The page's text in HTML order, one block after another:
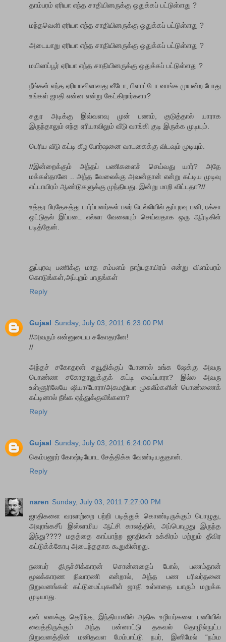
தாம்பரம் ஏரியா எந்த சாதியினருக்கு ஒதுக்கப் பட்டுள்ளது ?
மந்தவெளி ஏரியா எந்த சாதியினருக்கு ஒதுக்கப் பட்டுள்ளது ?
அடையாறு ஏரியா எந்த சாதியினருக்கு ஒதுக்கப் பட்டுள்ளது ?
மயிலாப்பூர் ஏரியா எந்த சாதியினருக்கு ஒதுக்கப் பட்டுள்ளது ?
நீங்கள் எந்த ஏரியாவிலாவது வீடோ, பிளாட்டோ வாங்க முயன்ற போது
உங்கள் ஜாதி என்ன என்று கேட்கிறார்களா?
சதுர அடிக்கு இவ்வளவு முன் பணம், குடுத்தால் யாராக
இருந்தாலும் எந்த ஏரியாவிலும் வீடு வாங்கி குடி இருக்க முடியும்.
பெரிய வீடு கட்டி கீழ போர்ஷனை வாடகைக்கு விடவும் முடியும்.
//இன்றைக்கும் அந்தப் பணிகளைச் செய்வது யார்? அதே
மக்கள்தானே .. அந்த வேலைக்கு அவன்தான் என்று கட்டிய முடிவு
எட்டாயிரம் ஆண்டுகளுக்கு முந்தியது. இன்று மாறி விட்டதா?//
உத்தர பிரதேசத்து பார்ப்பனர்கள் பலர் டெல்லியில் துப்புரவு பனி, ரக்சா
ஒட்டுதல் இப்படை எல்லா வேலையும் செய்வதாக ஒரு ஆர்டிகிள்
படித்தேன்.
துப்புரவு பணிக்கு மாத சம்பளம் நாற்பதாயிரம் என்று விளம்பரம்
கொடுங்கள்,அப்புறம் பாருங்கள்
Reply
Gujaal Sunday, July 03, 2011 6:23:00 PM
//அவரும் என்னுடைய சகோதரனே!
//
அந்தச் சகோதரன் சவூதிக்குப் போனால் உங்க ஷேக்கு அவரு
பொண்ண சகோதரனுக்குக் கட்டி வைப்பாரா? இல்ல அவரு
உள்ளூரிலேயே ஷியா/போரா/அகமதியா முசுலீம்களின் பொண்ணைக்
கட்டினால் நீங்க ஏத்துக்குவீங்களா?
Reply
Gujaal Sunday, July 03, 2011 6:24:00 PM
கெம்பனூர் கோஷ்டியோட சேத்திக்க வேண்டியதுதான்.
Reply
naren Sunday, July 03, 2011 7:27:00 PM
ஜாதிகளை வரலாற்றை பற்றி படித்துக் கொண்டிருக்கும் பொழுது,
அவுரங்கசீப் இஸ்லாமிய ஆட்சி காலத்தில், அப்பொழுது இருந்த
இந்து???? மதத்தை காப்பாற்ற ஜாதிகள் உக்கிரம் மற்றும் தீவிர
கட்டுக்க்கோபு அடைந்ததாக கூறுகின்றது.
நணபர் திருச்சிக்காரன் சொன்னதைப் போல், பணம்தான்
மூலக்காரண நிவாரணி என்றால், அந்த பண பரிவர்தனை
நிறுவனங்கள் கட்டுமைப்புகளிள் ஜாதி உள்ளதை யாரும் மறுக்க
முடியாது.
ஏன் எனக்கு தெரிந்த, இந்தியாவில் அதிக உழியர்களை பணியில்
வைத்திருக்கும் அந்த பன்னாட்டு தகவல் தொழில்நுட்ப
நிறுவனத்தின் மனிதவள மேம்பாட்டு நபர், இனிமேல் “நம்ம